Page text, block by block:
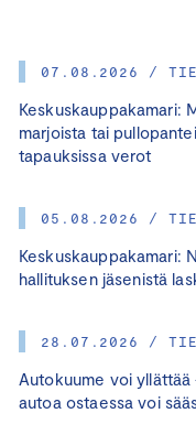
07.08.2026 /
Keskuskauppakamari:
marjoista tai
tapauksissa verot
05.08.2026 /
Keskuskauppakamari:
hallituksen jäsenistä
28.07.2026 /
Autokuume voi
autoa ostaessa voi